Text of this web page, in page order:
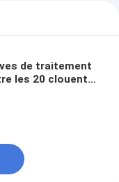
de traitement
les 20 clouent